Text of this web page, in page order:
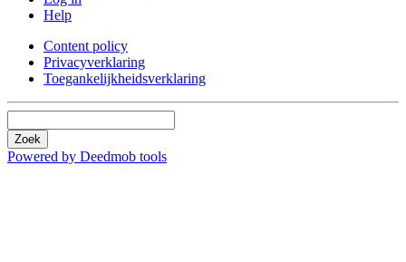
Help
Content policy
Privacyverklaring
Toegankelijkheidsverklaring
Zoek
Powered by Deedmob tools